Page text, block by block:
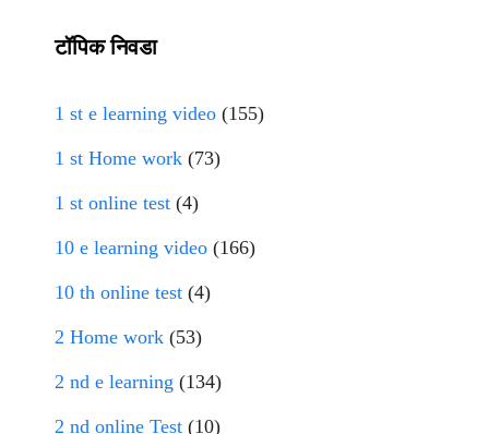
टॉपिक निवडा
1 st e learning video (155)
1 st Home work (73)
1 st online test (4)
10 e learning video (166)
10 th online test (4)
2 Home work (53)
2 nd e learning (134)
2 nd online Test (10)